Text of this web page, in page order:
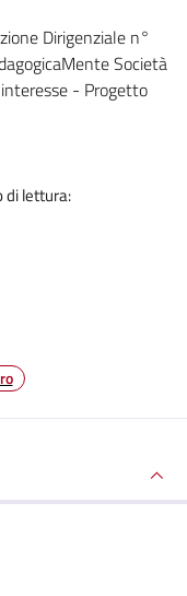
Dirigenziale n°
Società
- Progetto
di lettura: